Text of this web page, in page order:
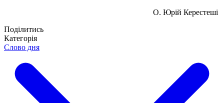
О. Юрій Керестеші
Поділитись
Категорія
Слово дня